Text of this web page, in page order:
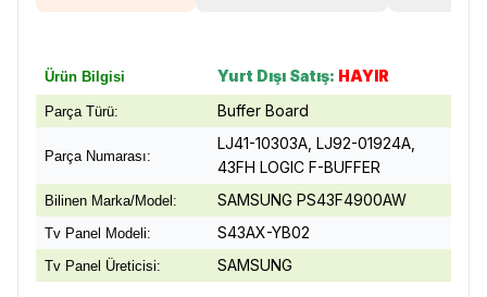
Ürün Bilgisi Yurt Dışı Satış: HAYIR
Parça Türü: Buffer Board
Parça Numarası:
LJ41-10303A, LJ92-01924A,
43FH LOGIC F-BUFFER
Bilinen Marka/Model: SAMSUNG PS43F4900AW
Tv Panel Modeli: S43AX-YB02
Tv Panel Üreticisi: SAMSUNG